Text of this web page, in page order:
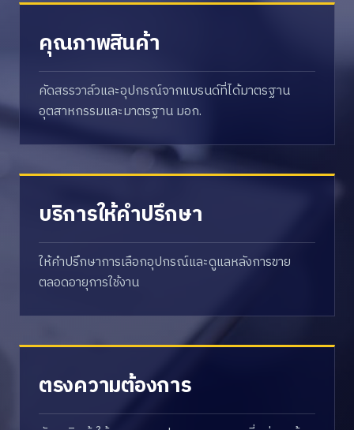
คุณภาพสินค้า
คัดสรรวาล์วและอุปกรณ์จากแบรนด์ที่ได้มาตรฐาน
อุตสาหกรรมและมาตรฐาน มอก.
บริการให้คำปรึกษา
ให้คำปรึกษาการเลือกอุปกรณ์และดูแลหลังการขาย
ตลอดอายุการใช้งาน
ตรงความต้องการ